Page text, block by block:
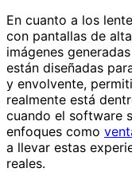
En cuanto a los
con pantallas de
imágenes
están diseñadas
y envolvente,
realmente está
cuando el software
enfoques como
a llevar estas
reales.